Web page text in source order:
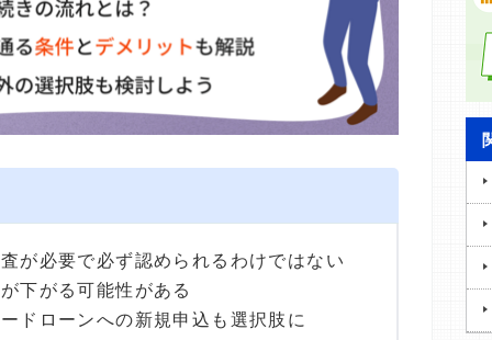
が必要で必ず認められるわけではない
下がる可能性がある
ドローンへの新規申込も選択肢に